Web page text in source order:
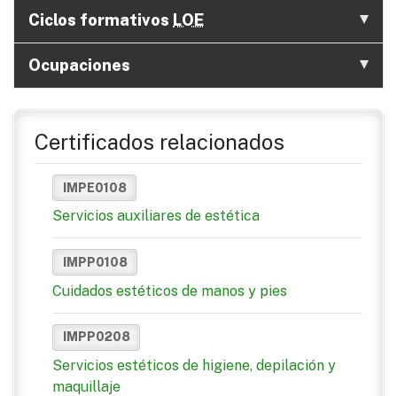
Ciclos formativos LOE
Ocupaciones
Certificados relacionados
IMPE0108
Servicios auxiliares de estética
IMPP0108
Cuidados estéticos de manos y pies
IMPP0208
Servicios estéticos de higiene, depilación y
maquillaje